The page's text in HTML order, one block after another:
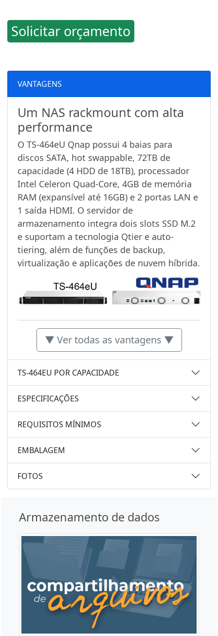
Solicitar orçamento
VANTAGENS
Um NAS rackmount com alta
performance
O TS-464eU Qnap possui 4 baias para
discos SATA, hot swappable, 72TB de
capacidade (4 HDD de 18TB), processador
Intel Celeron Quad-Core, 4GB de memória
RAM (expansível até 16GB) e 2 portas LAN e
1 saída HDMI. O servidor de
armazenamento integra dois slots SSD M.2
e suportam a tecnologia Qtier e auto-
tiering, além de funções de backup,
virtualização e aplicações de nuvem híbrida.
▼ Ver todas as vantagens ▼
TS-464EU POR CAPACIDADE
ESPECIFICAÇÕES
REQUISITOS MÍNIMOS
EMBALAGEM
FOTOS
Armazenamento de dados